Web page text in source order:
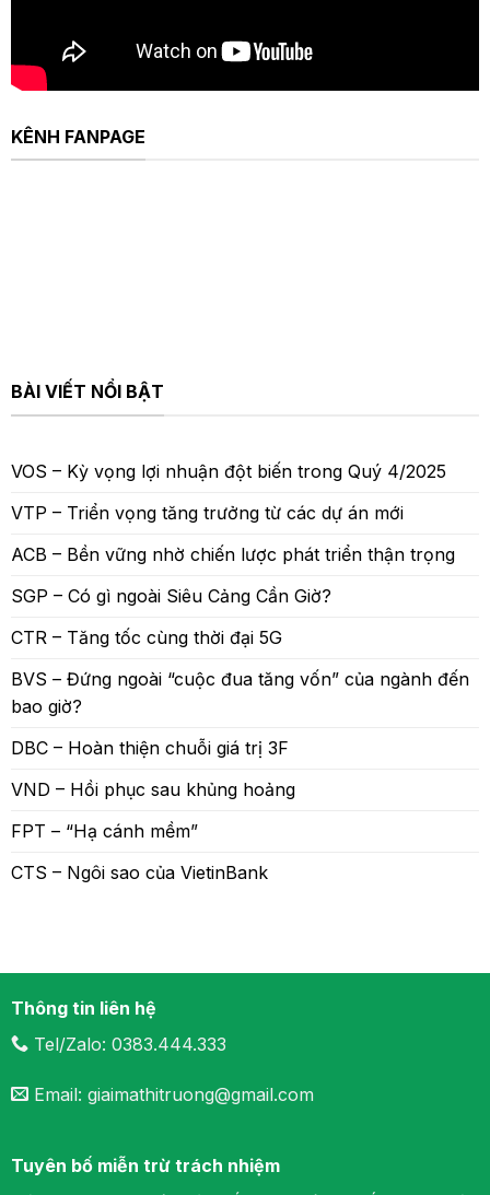
KÊNH FANPAGE
BÀI VIẾT NỔI BẬT
VOS – Kỳ vọng lợi nhuận đột biến trong Quý 4/2025
VTP – Triển vọng tăng trưởng từ các dự án mới
ACB – Bền vững nhờ chiến lược phát triển thận trọng
SGP – Có gì ngoài Siêu Cảng Cần Giờ?
CTR – Tăng tốc cùng thời đại 5G
BVS – Đứng ngoài “cuộc đua tăng vốn” của ngành đến
bao giờ?
DBC – Hoàn thiện chuỗi giá trị 3F
VND – Hồi phục sau khủng hoảng
FPT – “Hạ cánh mềm”
CTS – Ngôi sao của VietinBank
Thông tin liên hệ
Tel/Zalo: 0383.444.333
Email: giaimathitruong@gmail.com
Tuyên bố miễn trừ trách nhiệm